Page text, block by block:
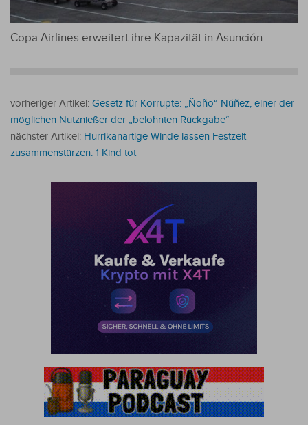
Copa Airlines erweitert ihre Kapazität in Asunción
vorheriger Artikel: Gesetz für Korrupte: „Ñoño“ Núñez, einer der
möglichen Nutznießer der „belohnten Rückgabe“
nächster Artikel: Hurrikanartige Winde lassen Festzelt
zusammenstürzen: 1 Kind tot